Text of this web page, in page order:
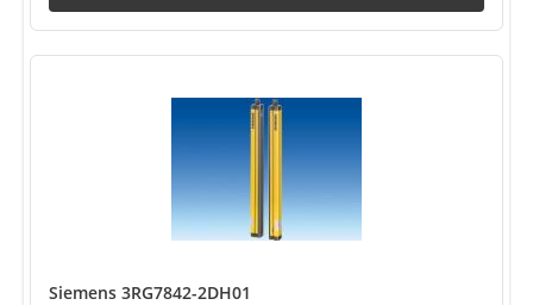
Siemens 3RG7842-2DH01